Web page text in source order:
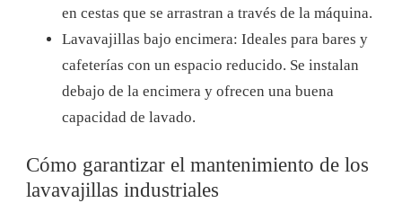
en cestas que se arrastran a través de la máquina.
Lavavajillas bajo encimera: Ideales para bares y
cafeterías con un espacio reducido. Se instalan
debajo de la encimera y ofrecen una buena
capacidad de lavado.
Cómo garantizar el mantenimiento de los
lavavajillas industriales